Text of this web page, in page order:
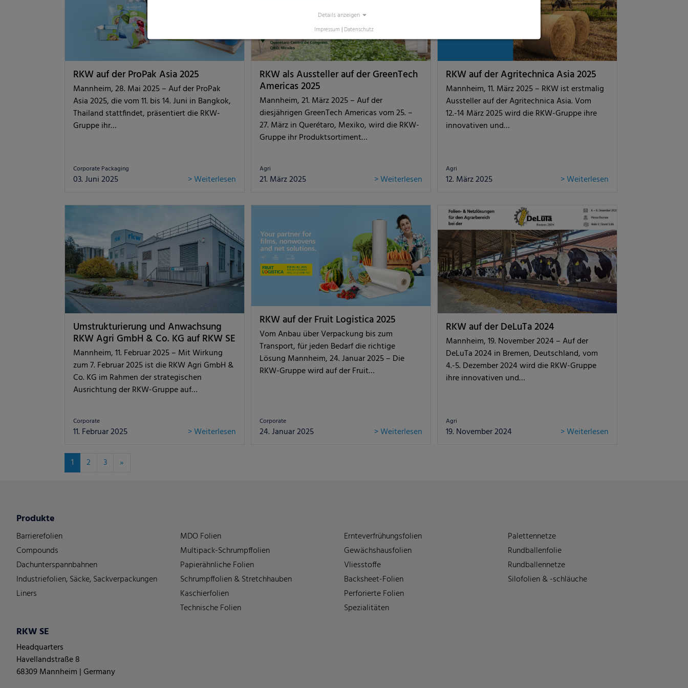
RKW auf der ProPak Asia 2025
Mannheim, 28. Mai 2025 – Auf der ProPak
Asia 2025, die vom 11. bis 14. Juni in Bangkok,
Thailand stattfindet, präsentiert die RKW-
Gruppe ihr…
Corporate Packaging
03. Juni 2025 > Weiterlesen
RKW als Aussteller auf der GreenTech
Americas 2025
Mannheim, 21. März 2025 – Auf der
diesjährigen GreenTech Americas vom 25. –
27. März in Querétaro, Mexiko, wird die RKW-
Gruppe ihr Produktsortiment…
Agri
21. März 2025 > Weiterlesen
RKW auf der Agritechnica Asia 2025
Mannheim, 11. März 2025 – RKW ist erstmalig
Aussteller auf der Agritechnica Asia. Vom
12.-14 März 2025 wird die RKW-Gruppe ihre
innovativen und…
Agri
12. März 2025 > Weiterlesen
Umstrukturierung und Anwachsung
RKW Agri GmbH & Co. KG auf RKW SE
Mannheim, 11. Februar 2025 – Mit Wirkung
zum 7. Februar 2025 ist die RKW Agri GmbH &
Co. KG im Rahmen der strategischen
Ausrichtung der RKW-Gruppe auf…
Corporate
11. Februar 2025 > Weiterlesen
RKW auf der Fruit Logistica 2025
Vom Anbau über Verpackung bis zum
Transport, für jeden Bedarf die richtige
Lösung Mannheim, 24. Januar 2025 – Die
RKW-Gruppe wird auf der Fruit…
Corporate
24. Januar 2025 > Weiterlesen
RKW auf der DeLuTa 2024
Mannheim, 19. November 2024 – Auf der
DeLuTa 2024 in Bremen, Deutschland, vom
4.-5. Dezember 2024 wird die RKW-Gruppe
ihre innovativen und…
Agri
19. November 2024 > Weiterlesen
1 2 3 »
Details anzeigen
Impressum | Datenschutz
Produkte
Barrierefolien
Compounds
Dachunterspannbahnen
Industriefolien, Säcke, Sackverpackungen
Liners
MDO Folien
Multipack-Schrumpffolien
Papierähnliche Folien
Schrumpffolien & Stretchhauben
Kaschierfolien
Technische Folien
Ernteverfrühungsfolien
Gewächshausfolien
Vliesstoffe
Backsheet-Folien
Perforierte Folien
Spezialitäten
Palettennetze
Rundballenfolie
Rundballennetze
Silofolien & -schläuche
RKW SE
Headquarters
Havellandstraße 8
68309 Mannheim | Germany